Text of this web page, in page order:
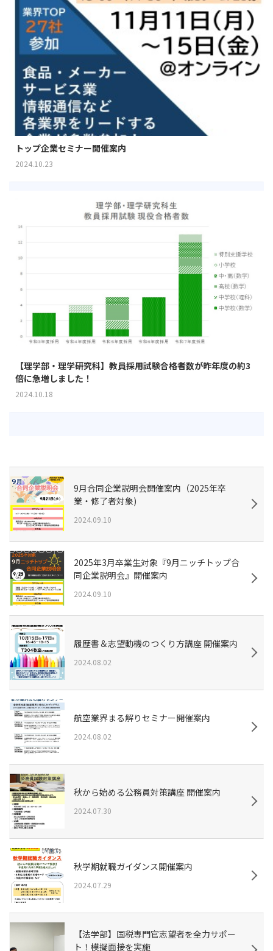
トップ企業セミナー開催案内
2024.10.23
【理学部・理学研究科】教員採用試験合格者数が昨年度の約3
倍に急増しました！
2024.10.18
9月合同企業説明会開催案内（2025年卒
業・修了者対象)
2024.09.10
2025年3月卒業生対象『9月ニッチトップ合
同企業説明会』開催案内
2024.09.10
履歴書＆志望動機のつくり方講座 開催案内
2024.08.02
航空業界まる解りセミナー開催案内
2024.08.02
秋から始める公務員対策講座 開催案内
2024.07.30
秋学期就職ガイダンス開催案内
2024.07.29
【法学部】国税専門官志望者を全力サポー
ト！模擬面接を実施